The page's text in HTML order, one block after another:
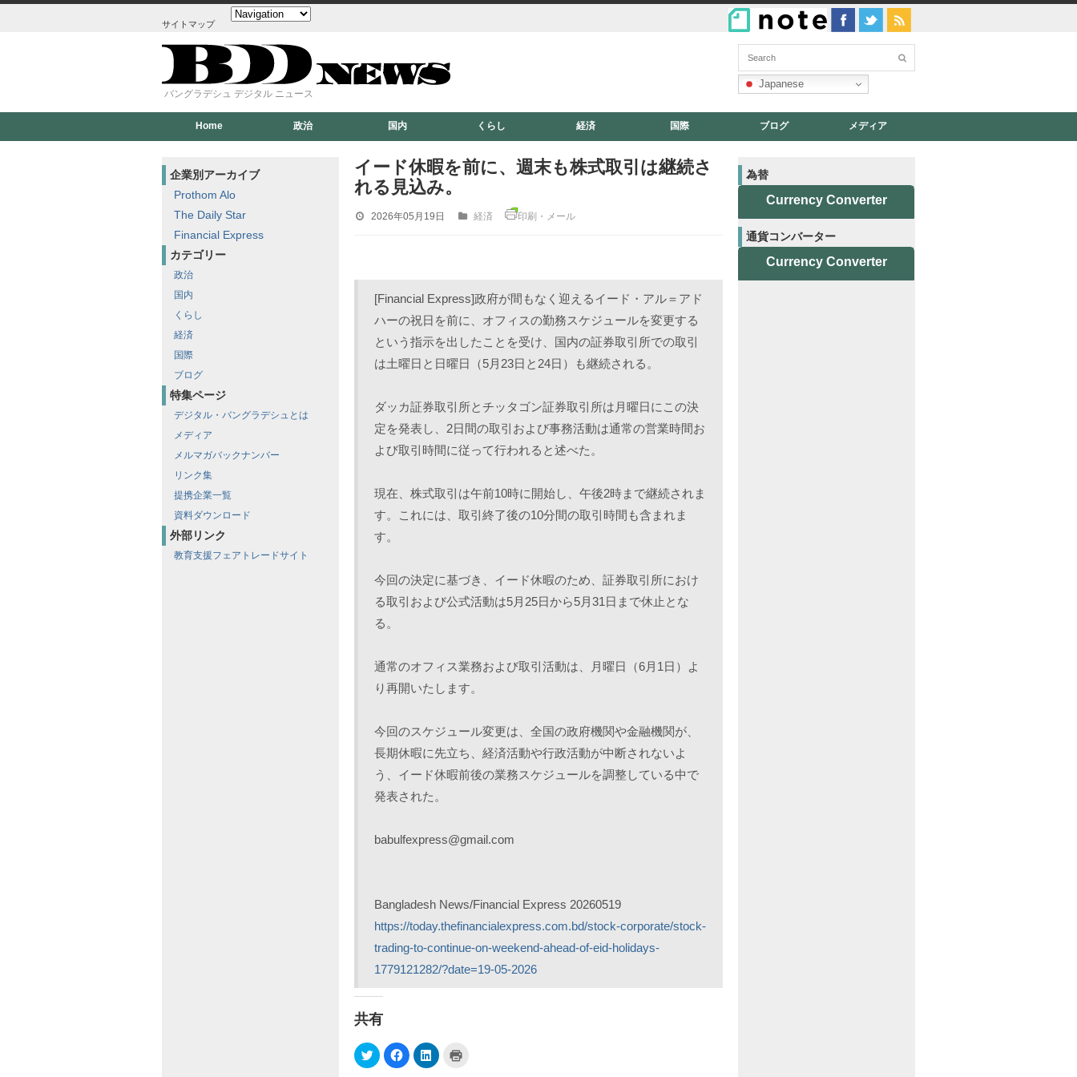
サイトマップ
バングラデシュ デジタル ニュース
Japanese
Home 政治 国内 くらし 経済 国際 ブログ メディア
企業別アーカイブ
Prothom Alo
The Daily Star
Financial Express
カテゴリー
政治
国内
くらし
経済
国際
ブログ
特集ページ
デジタル・バングラデシュとは
メディア
メルマガバックナンバー
リンク集
提携企業一覧
資料ダウンロード
外部リンク
教育支援フェアトレードサイト
イード休暇を前に、週末も株式取引は継続さ
れる見込み。
2026年05月19日 経済 印刷・メール
[Financial Express]政府が間もなく迎えるイード・アル＝アド
ハーの祝日を前に、オフィスの勤務スケジュールを変更する
という指示を出したことを受け、国内の証券取引所での取引
は土曜日と日曜日（5月23日と24日）も継続される。
ダッカ証券取引所とチッタゴン証券取引所は月曜日にこの決
定を発表し、2日間の取引および事務活動は通常の営業時間お
よび取引時間に従って行われると述べた。
現在、株式取引は午前10時に開始し、午後2時まで継続されま
す。これには、取引終了後の10分間の取引時間も含まれま
す。
今回の決定に基づき、イード休暇のため、証券取引所におけ
る取引および公式活動は5月25日から5月31日まで休止とな
る。
通常のオフィス業務および取引活動は、月曜日（6月1日）よ
り再開いたします。
今回のスケジュール変更は、全国の政府機関や金融機関が、
長期休暇に先立ち、経済活動や行政活動が中断されないよ
う、イード休暇前後の業務スケジュールを調整している中で
発表された。
babulfexpress@gmail.com
Bangladesh News/Financial Express 20260519
https://today.thefinancialexpress.com.bd/stock-corporate/stock-
trading-to-continue-on-weekend-ahead-of-eid-holidays-
1779121282/?date=19-05-2026
共有
ク
リ
F
a
ク
リ
為替
Currency Converter
通貨コンバーター
Currency Converter